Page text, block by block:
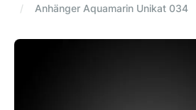
Anhänger Aquamarin Unikat 034